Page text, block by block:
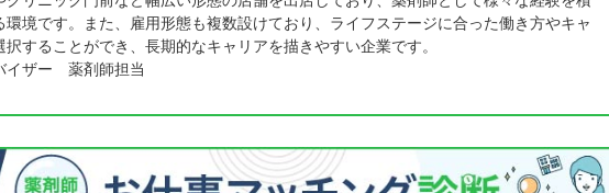
環境です。また、雇用形態も複数設けており、ライフステージに合った働き方やキャ
択することができ、長期的なキャリアを描きやすい企業です。
イザー 薬剤師担当